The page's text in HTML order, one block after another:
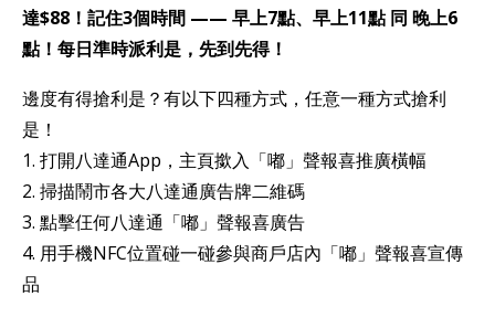
達$88！⁣記住3個時間 —— 早上7點、早上11點 同 晚上6
點！每日準時派利是，先到先得！⁣⁣
邊度有得搶利是？有以下四種方式，任意一種方式搶利
是！
1. 打開八達通App，主頁撳入「嘟」聲報喜推廣橫幅⁣⁣
2. 掃描鬧市各大八達通廣告牌二維碼⁣⁣
3. 點擊仼何八達通「嘟」聲報喜廣告⁣⁣
4. 用手機NFC位置碰一碰參與商戶店內「嘟」聲報喜宣傳
品⁣⁣